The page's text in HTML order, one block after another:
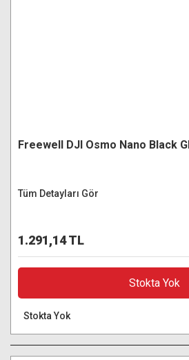
Freewell DJI Osmo Nano Black
Tüm Detayları Gör
1.291,14 TL
Stokta Yok
Stokta Yok